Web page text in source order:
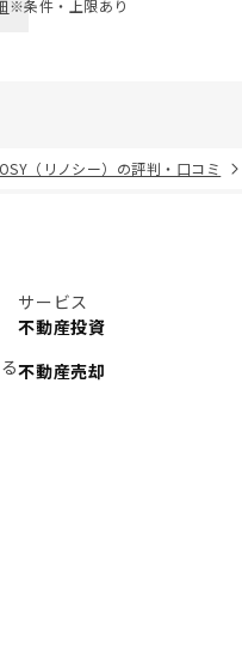
※条件・上限あり
（リノシー）の評判・口コミ
サービス
不動産投資
不動産売却